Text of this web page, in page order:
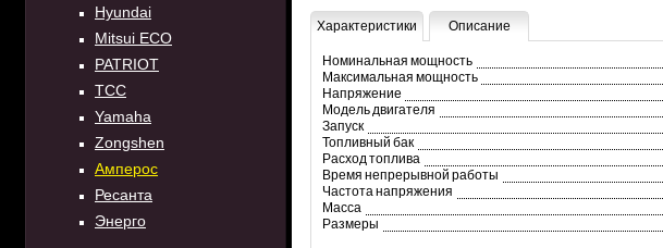
Hyundai
Mitsui ECO
PATRIOT
TCC
Yamaha
Zongshen
Амперос
Ресанта
Энерго
Характеристики Описание
Номинальная мощность
Максимальная мощность
Напряжение
Модель двигателя
Запуск
Топливный бак
Расход топлива
Время непрерывной работы
Частота напряжения
Масса
Размеры